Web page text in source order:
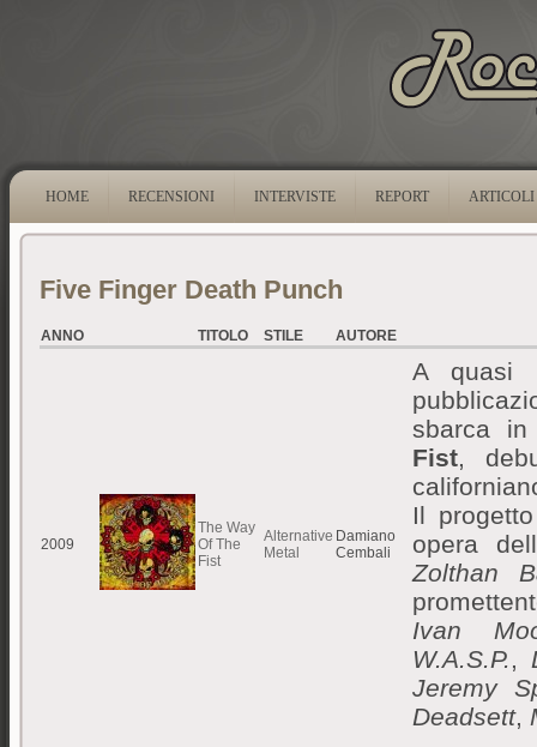
HOME RECENSIONI INTERVISTE REPORT ARTICOLI
Five Finger Death Punch
ANNO TITOLO STILE AUTORE
2009
The Way
Of The
Fist
Alternative
Metal
Damiano
Cembali
A quasi
sbarca
Fist,
Il
opera
Zolthan
Ivan
W.A.S.P.,
Jeremy
Deadsett,